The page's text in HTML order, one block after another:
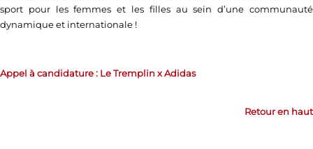
sport pour les femmes et les filles au sein d’une communauté
dynamique et internationale !
Appel à candidature : Le Tremplin x Adidas
Retour en haut